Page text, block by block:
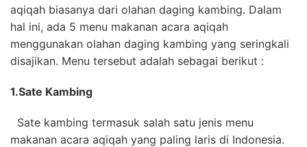
aqiqah biasanya dari olahan daging kambing. Dalam
hal ini, ada 5 menu makanan acara aqiqah
menggunakan olahan daging kambing yang seringkali
disajikan. Menu tersebut adalah sebagai berikut :
1.Sate Kambing
Sate kambing termasuk salah satu jenis menu
makanan acara aqiqah yang paling laris di Indonesia.